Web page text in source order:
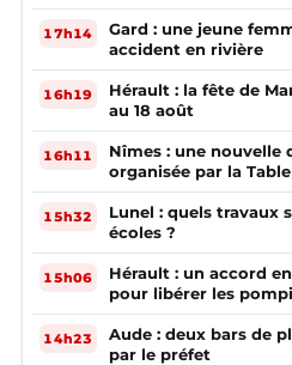
17h14
Gard : une jeune
accident en rivière
16h19
Hérault : la fête de
au 18 août
16h11
Nîmes : une
organisée par la
15h32
Lunel : quels travaux
écoles ?
15h06
Hérault : un accord
pour libérer les
14h23
Aude : deux bars de
par le préfet